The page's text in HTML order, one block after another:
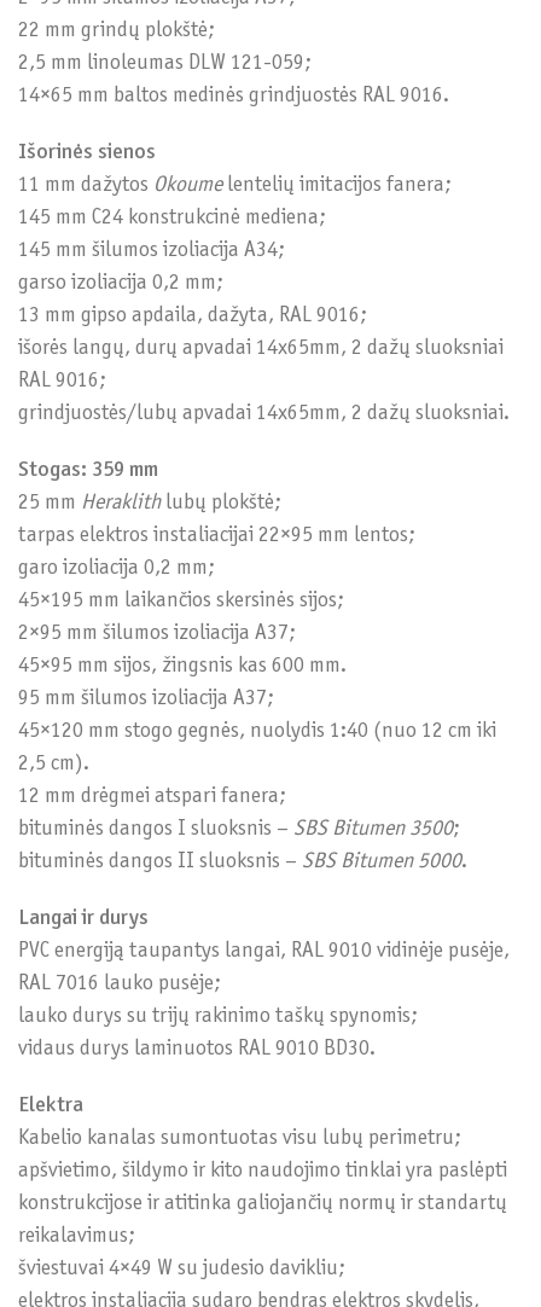
22 mm grindų plokštė;
2,5 mm linoleumas DLW 121-059;
14×65 mm baltos medinės grindjuostės RAL 9016.
Išorinės sienos
11 mm dažytos Okoumelentelių imitacijos fanera;
145 mm C24 konstrukcinė mediena;
145 mm šilumos izoliacija A34;
garso izoliacija 0,2 mm;
13 mm gipso apdaila, dažyta, RAL 9016;
išorės langų, durų apvadai 14x65mm, 2 dažų sluoksniai
RAL 9016;
grindjuostės/lubų apvadai 14x65mm, 2 dažų sluoksniai.
Stogas: 359 mm
25 mm Heraklith lubų plokštė;
tarpas elektros instaliacijai 22×95 mm lentos;
garo izoliacija 0,2 mm;
45×195 mm laikančios skersinės sijos;
2×95 mm šilumos izoliacija A37;
45×95 mm sijos, žingsnis kas 600 mm.
95 mm šilumos izoliacija A37;
45×120 mm stogo gegnės, nuolydis 1:40 (nuo 12 cm iki
2,5 cm).
12 mm drėgmei atspari fanera;
bituminės dangos I sluoksnis – SBS Bitumen 3500;
bituminės dangos II sluoksnis – SBS Bitumen 5000.
Langai ir durys
PVC energiją taupantys langai, RAL 9010 vidinėje pusėje,
RAL 7016 lauko pusėje;
lauko durys su trijų rakinimo taškų spynomis;
vidaus durys laminuotos RAL 9010 BD30.
Elektra
Kabelio kanalas sumontuotas visu lubų perimetru;
apšvietimo, šildymo ir kito naudojimo tinklai yra paslėpti
konstrukcijose ir atitinka galiojančių normų ir standartų
reikalavimus;
šviestuvai 4×49 W su judesio davikliu;
elektros instaliaciją sudaro bendras elektros skydelis,